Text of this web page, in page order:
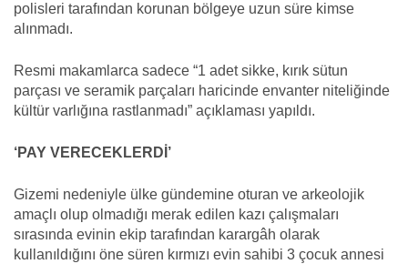
polisleri tarafından korunan bölgeye uzun süre kimse
alınmadı.
Resmi makamlarca sadece “1 adet sikke, kırık sütun
parçası ve seramik parçaları haricinde envanter niteliğinde
kültür varlığına rastlanmadı” açıklaması yapıldı.
‘PAY VERECEKLERDİ’
Gizemi nedeniyle ülke gündemine oturan ve arkeolojik
amaçlı olup olmadığı merak edilen kazı çalışmaları
sırasında evinin ekip tarafından karargâh olarak
kullanıldığını öne süren kırmızı evin sahibi 3 çocuk annesi